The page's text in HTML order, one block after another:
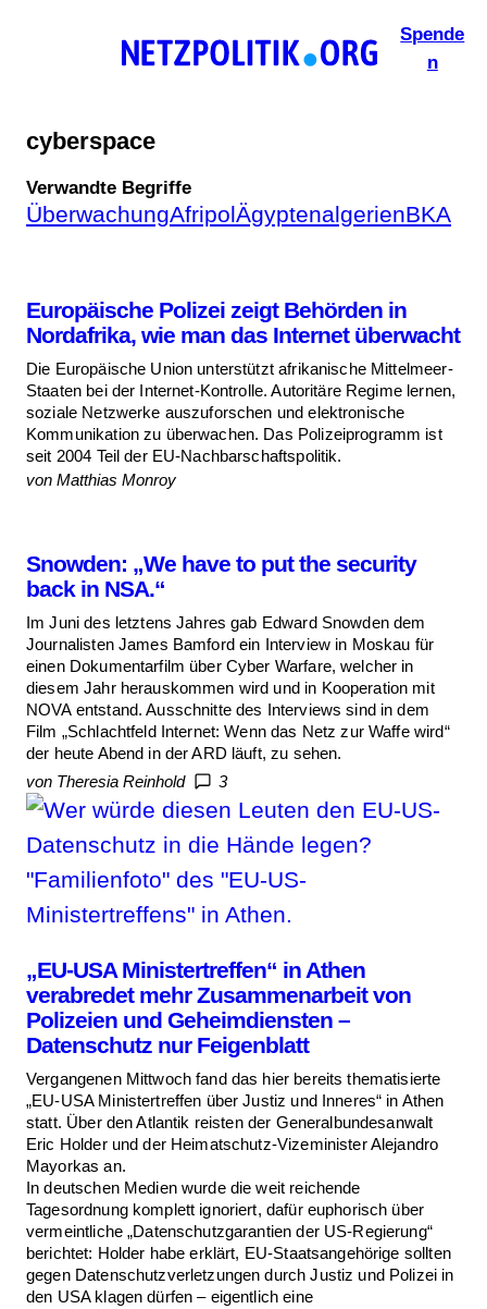
Spende
n
cyberspace
Verwandte Begriffe
ÜberwachungAfripolÄgyptenalgerienBKA
Europäische Polizei zeigt Behörden in
Nordafrika, wie man das Internet überwacht
Die Europäische Union unterstützt afrikanische Mittelmeer-
Staaten bei der Internet-Kontrolle. Autoritäre Regime lernen,
soziale Netzwerke auszuforschen und elektronische
Kommunikation zu überwachen. Das Polizeiprogramm ist
seit 2004 Teil der EU-Nachbarschaftspolitik.
von Matthias Monroy
Snowden: „We have to put the security
back in NSA.“
Im Juni des letztens Jahres gab Edward Snowden dem
Journalisten James Bamford ein Interview in Moskau für
einen Dokumentarfilm über Cyber Warfare, welcher in
diesem Jahr herauskommen wird und in Kooperation mit
NOVA entstand. Ausschnitte des Interviews sind in dem
Film „Schlachtfeld Internet: Wenn das Netz zur Waffe wird“
der heute Abend in der ARD läuft, zu sehen.
von Theresia Reinhold
3
„EU-USA Ministertreffen“ in Athen
verabredet mehr Zusammenarbeit von
Polizeien und Geheimdiensten –
Datenschutz nur Feigenblatt
Vergangenen Mittwoch fand das hier bereits thematisierte
„EU-USA Ministertreffen über Justiz und Inneres“ in Athen
statt. Über den Atlantik reisten der Generalbundesanwalt
Eric Holder und der Heimatschutz-Vizeminister Alejandro
Mayorkas an.
In deutschen Medien wurde die weit reichende
Tagesordnung komplett ignoriert, dafür euphorisch über
vermeintliche „Datenschutzgarantien der US-Regierung“
berichtet: Holder habe erklärt, EU-Staatsangehörige sollten
gegen Datenschutzverletzungen durch Justiz und Polizei in
den USA klagen dürfen – eigentlich eine